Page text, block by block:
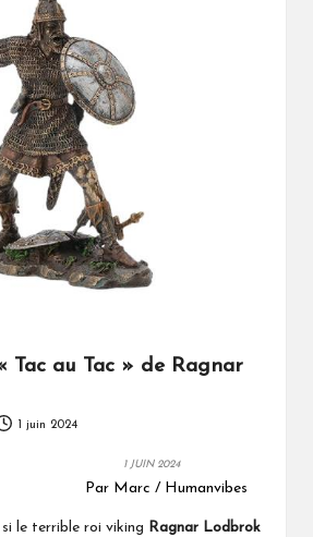
Tac au Tac » de Ragnar
1 juin 2024
2024
Par Marc / Humanvibes
si le terrible roi viking Ragnar Lodbrok